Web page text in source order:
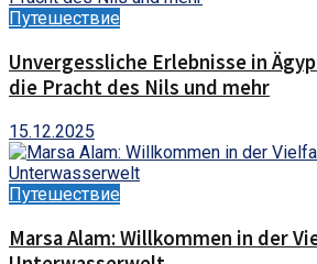
Путешествие
Unvergessliche Erlebnisse in
die Pracht des Nils und mehr
15.12.2025
Путешествие
Marsa Alam: Willkommen in der